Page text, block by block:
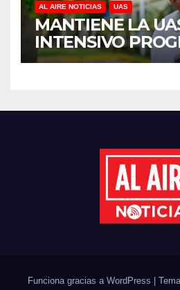
AL AIRE NOTICIAS UAS
MANTIENE LA
INTENSIVO
DEL CICLO
Funciona gracias a WordPress